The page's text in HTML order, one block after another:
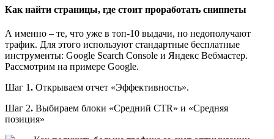
Как найти страницы, где стоит проработать сниппеты
А именно – те, что уже в топ-10 выдачи, но недополучают
трафик. Для этого используют стандартные бесплатные
инструменты: Google Search Console и Яндекс Вебмастер.
Рассмотрим на примере Google.
Шаг 1. Открываем отчет «Эффективность».
Шаг 2. Выбираем блоки «Средний CTR» и «Средняя
позиция»